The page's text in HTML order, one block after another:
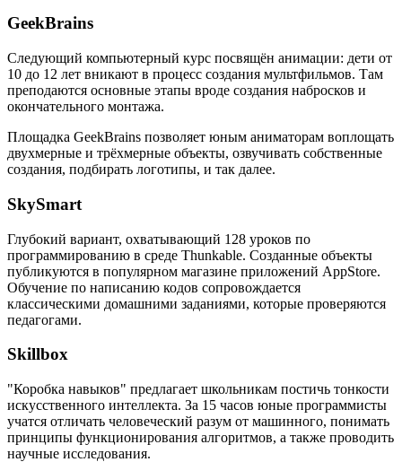
GeekBrains
Следующий компьютерный курс посвящён анимации: дети от
10 до 12 лет вникают в процесс создания мультфильмов. Там
преподаются основные этапы вроде создания набросков и
окончательного монтажа.
Площадка GeekBrains позволяет юным аниматорам воплощать
двухмерные и трёхмерные объекты, озвучивать собственные
создания, подбирать логотипы, и так далее.
SkySmart
Глубокий вариант, охватывающий 128 уроков по
программированию в среде Thunkable. Созданные объекты
публикуются в популярном магазине приложений AppStore.
Обучение по написанию кодов сопровождается
классическими домашними заданиями, которые проверяются
педагогами.
Skillbox
"Коробка навыков" предлагает школьникам постичь тонкости
искусственного интеллекта. За 15 часов юные программисты
учатся отличать человеческий разум от машинного, понимать
принципы функционирования алгоритмов, а также проводить
научные исследования.